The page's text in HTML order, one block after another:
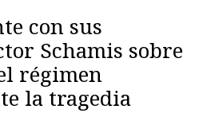
con sus
Schamis sobre
régimen
la tragedia